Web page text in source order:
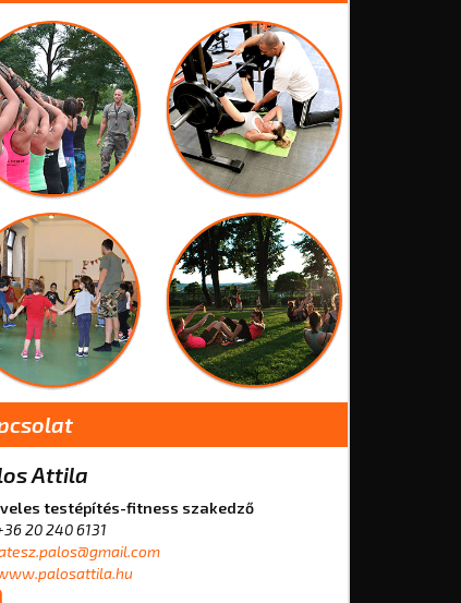
Attila
testépítés-fitness szakedző
20 240 6131